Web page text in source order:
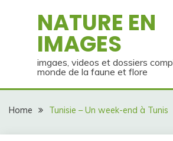
NATURE EN
IMAGES
imgaes, videos et dossiers
monde de la faune et flore
Home Tunisie – Un week-end à Tunis